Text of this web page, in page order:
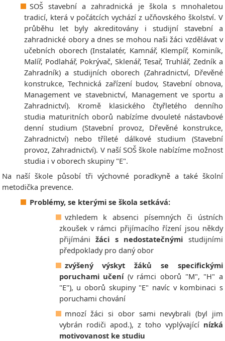
SOŠ stavební a zahradnická je škola s mnohaletou
tradicí, která v počátcích vychází z učňovského školství. V
průběhu let byly akreditovány i studijní stavební a
zahradnické obory a dnes se mohou naši žáci vzdělávat v
učebních oborech (Instalatér, Kamnář, Klempíř, Kominík,
Malíř, Podlahář, Pokrývač, Sklenář, Tesař, Truhlář, Zedník a
Zahradník) a studijních oborech (Zahradnictví, Dřevěné
konstrukce, Technická zařízení budov, Stavební obnova,
Management ve stavebnictví, Management ve sportu a
Zahradnictví). Kromě klasického čtyřletého denního
studia maturitních oborů nabízíme dvouleté nástavbové
denní studium (Stavební provoz, Dřevěné konstrukce,
Zahradnictví) nebo tříleté dálkové studium (Stavební
provoz, Zahradnictví). V naší SOŠ škole nabízíme možnost
studia i v oborech skupiny "E".
Na naší škole působí tři výchovné poradkyně a také školní
metodička prevence.
Problémy, se kterými se škola setkává:
vzhledem k absenci písemných či ústních
zkoušek v rámci přijímacího řízení jsou někdy
přijímánižáci s nedostatečnýmistudijními
předpoklady pro daný obor
zvýšený výskyt žáků se specifickými
poruchami učení(v rámci oborů "M", "H" a
"E"), u oborů skupiny "E" navíc v kombinaci s
poruchami chování
mnozí žáci si obor sami nevybrali (byl jim
vybrán rodiči apod.), z toho vyplývající nízká
motivovanost ke studiu